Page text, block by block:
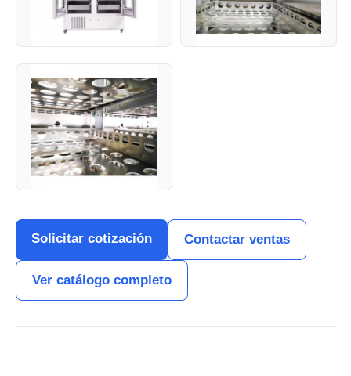
Solicitar cotización Contactar ventas
Ver catálogo completo